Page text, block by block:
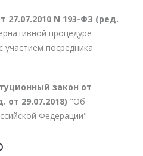
N 193-ФЗ (ред.
процедуре
участием посредника
закон от
от 29.07.2018) "Об
Федерации"